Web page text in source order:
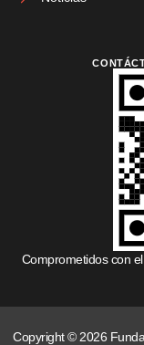
Comprometidos con
Copyright © 2026